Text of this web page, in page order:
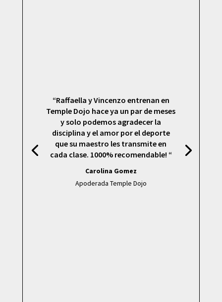
“Raffaella y Vincenzo entrenan en
Temple Dojo hace ya un par de meses
y solo podemos agradecer la
disciplina y el amor por el deporte
que su maestro les transmite en
cada clase. 1000% recomendable! “
Carolina Gomez
Apoderada Temple Dojo